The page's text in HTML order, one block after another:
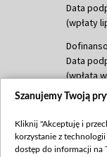
Data
(wpłaty
Data
(wpłata
(wpłata
mln,
Szanujemy Twoją
Kliknij "Akceptuję i
korzystanie z
dostęp do informacji na